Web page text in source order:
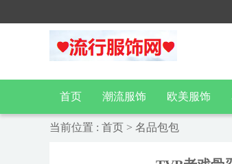
首页 潮流服饰 欧美服饰
当前位置 : 首页 > 名品包包